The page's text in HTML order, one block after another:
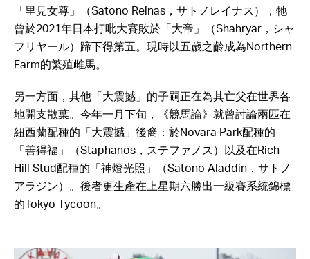
「里見女尊」（Satono Reinas，サトノレイナス），牠
曾於2021年日本打吡大賽敗於「大帝」（Shahryar，シャ
フリヤール）蹄下得第五。現時以五歲之齡成為Northern
Farm的繁殖雌馬。
另一方面，其他「大震撼」的子嗣正在為其亡父在世界各
地開支散葉。今年一月下旬，《競馬論》就曾討論兩匹在
紐西蘭配種的「大震撼」後裔：於Novara Park配種的
「善得福」（Staphanos，ステファノス）以及在Rich
Hill Stud配種的「神燈光照」（Satono Aladdin，サトノ
アラジン）。後者更生產在上星期六勝出一級賽系統錦標
的Tokyo Tycoon。